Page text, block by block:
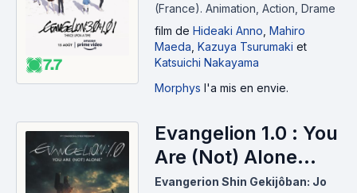
7.7
(France). Animation, Action, Drame
film de Hideaki Anno Mahiro
Maeda Kazuya Tsurumaki et
Katsuichi Nakayama
Morphys l'a mis en envie.
Evangelion 1.0 : You
Are (Not) Alone
(2007)
Evangerion Shin Gekijôban: Jo